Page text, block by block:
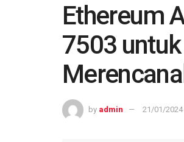
Ethereum
7503
by admin 21/01/2024